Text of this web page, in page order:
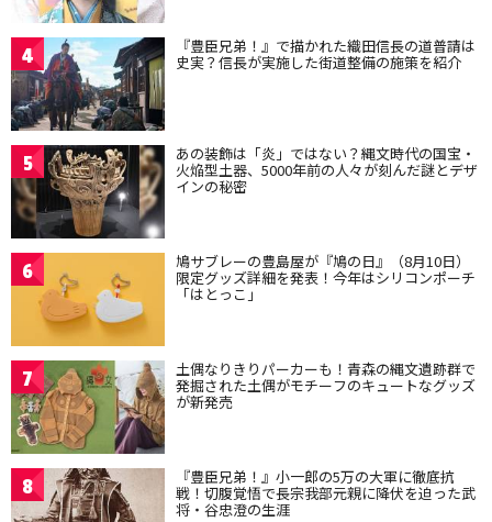
4 『豊臣兄弟！』で描かれた織田信長の道普請は
史実？信長が実施した街道整備の施策を紹介
5 あの装飾は「炎」ではない？縄文時代の国宝・
火焔型土器、5000年前の人々が刻んだ謎とデザ
インの秘密
6 鳩サブレーの豊島屋が『鳩の日』（8月10日）
限定グッズ詳細を発表！今年はシリコンポーチ
「はとっこ」
7 土偶なりきりパーカーも！青森の縄文遺跡群で
発掘された土偶がモチーフのキュートなグッズ
が新発売
8 『豊臣兄弟！』小一郎の5万の大軍に徹底抗
戦！切腹覚悟で長宗我部元親に降伏を迫った武
将・谷忠澄の生涯